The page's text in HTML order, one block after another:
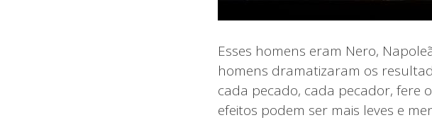
Esses homens eram Nero,
homens dramatizaram os
cada pecado, cada pecador, fere
efeitos podem ser mais leves e